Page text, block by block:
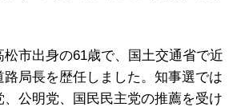
市出身の61歳で、国土交通省で近
局長を歴任しました。知事選では
、公明党、国民民主党の推薦を受け